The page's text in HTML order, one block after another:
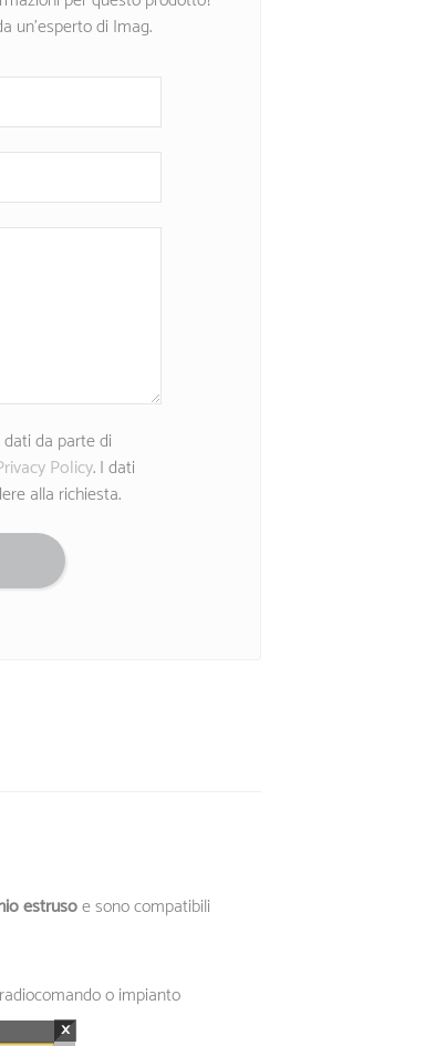
un’esperto di Imag.
da parte di
Policy. I dati
alla richiesta.
estrusoe sono compatibili
o impianto
×